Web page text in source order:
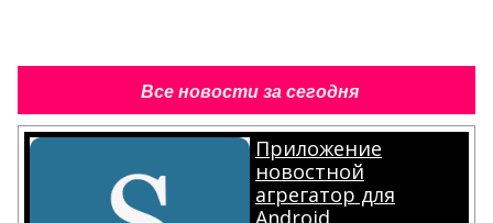
Все новости за сегодня
Приложение
новостной
агрегатор для
Android